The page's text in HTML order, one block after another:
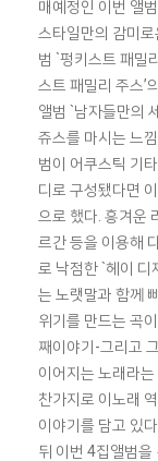
매예정인 이번 앨
스타일만의 감미
범 `펑키스트 패밀
스트 패밀리 주스’
앨범 `남자들만의
쥬스를 마시는 느
범이 어쿠스틱 기
디로 구성됐다면
으로 했다. 흥겨운
르간 등을 이용해
로 낙점한 `헤이 디
는 노랫말과 함께
위기를 만드는 곡
째이야기-그리고
이어지는 노래라
찬가지로 이노래
이야기를 담고 있
뒤 이번 4집앨범을